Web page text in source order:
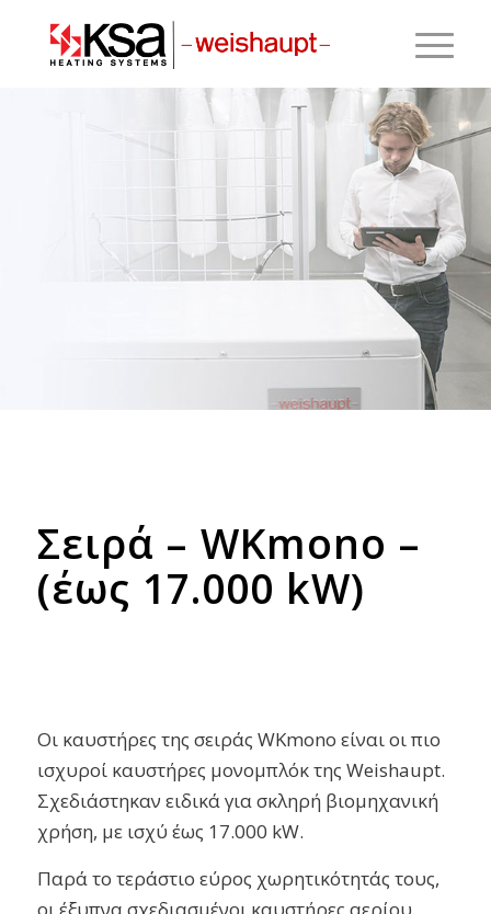
Σειρά – WKmono –
(έως 17.000 kW)
Οι καυστήρες της σειράς WKmono είναι οι πιο
ισχυροί καυστήρες μονομπλόκ της Weishaupt.
Σχεδιάστηκαν ειδικά για σκληρή βιομηχανική
χρήση, με ισχύ έως 17.000 kW.
Παρά το τεράστιο εύρος χωρητικότητάς τους,
οι έξυπνα σχεδιασμένοι καυστήρες αερίου,